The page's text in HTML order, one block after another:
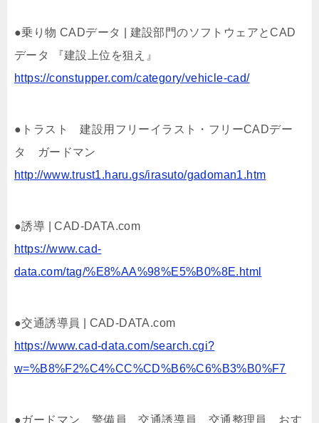
●乗り物 CADデータ | 建設部門のソフトウェアとCAD
データ 『建設上位を狙え』
https://constupper.com/category/vehicle-cad/
●トラスト 建設用フリーイラスト・フリーCADデー
タ ガードマン
http://www.trust1.haru.gs/irasuto/gadoman1.htm
●誘導 | CAD-DATA.com
https://www.cad-
data.com/tag/%E8%AA%98%E5%B0%8E.html
●交通誘導員 | CAD-DATA.com
https://www.cad-data.com/search.cgi?
w=%B8%F2%C4%CC%CD%B6%C6%B3%B0%F7
●ガードマン、警備員、交通誘導員、交通整理員 おす